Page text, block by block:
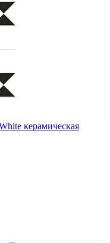
керамическая